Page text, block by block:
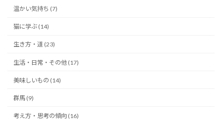
温かい気持ち (7)
猫に学ぶ (14)
生き方・道 (23)
生活・日常・その他 (17)
美味しいもの (14)
群馬 (9)
考え方・思考の傾向 (16)